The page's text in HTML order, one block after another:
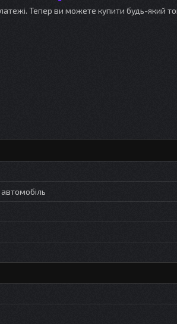
Тепер ви можете купити будь-який